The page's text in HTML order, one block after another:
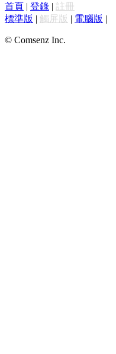
首頁 | 登錄 | 註冊
標準版 | 觸屏版 | 電腦版 |
© Comsenz Inc.